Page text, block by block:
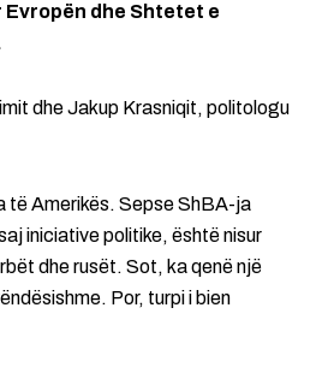
Evropën dhe Shtetet e
dhe Jakup Krasniqit, politologu
të Amerikës. Sepse ShBA-ja
iniciative politike, është nisur
dhe rusët. Sot, ka qenë një
Por, turpi i bien